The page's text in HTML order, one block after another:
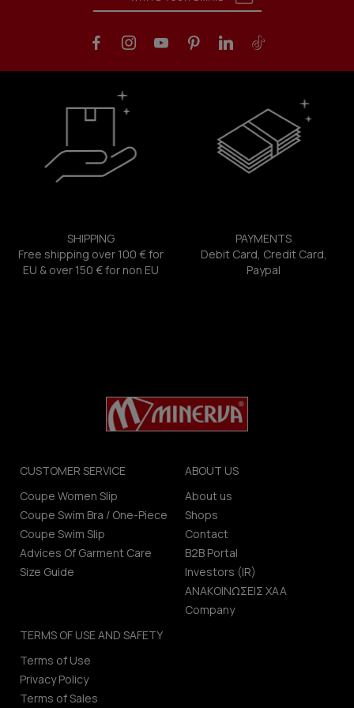
SHIPPING
Free shipping over 100 € for
EU & over 150 € for non EU
PAYMENTS
Debit Card, Credit Card,
Paypal
CUSTOMER SERVICE
Coupe Women Slip
Coupe Swim Bra / One-Piece
Coupe Swim Slip
Advices Of Garment Care
Size Guide
ABOUT US
About us
Shops
Contact
B2B Portal
Investors (IR)
ΑΝΑΚΟΙΝΩΣΕΙΣ ΧΑΑ
Company
TERMS OF USE AND SAFETY
Terms of Use
Privacy Policy
Terms of Sales